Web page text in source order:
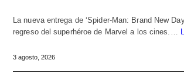
La nueva entrega de ‘Spider-Man: Brand New
regreso del superhéroe de Marvel a los cines.…
3 agosto, 2026